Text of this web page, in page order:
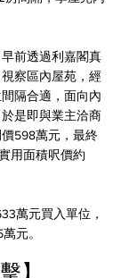
前透過利嘉閣真
察區內屋苑，經
隔合適，面向內
是即與業主洽商
598萬元，最終
用面積呎價約
萬元買入單位，
元。
】